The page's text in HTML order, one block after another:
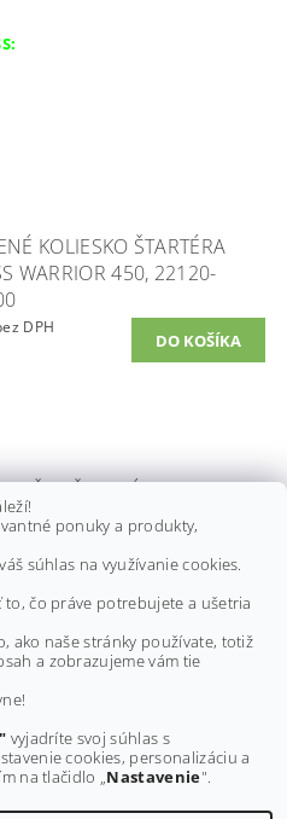
KOLIESKO ŠTARTÉRA
WARRIOR 450, 22120-
bez DPH
ŠTARTÉRA ACCESS
250/300/400, MAX
400, 22100-E10-200
€176,40 bez DPH
k tejto položke.
ponuky a produkty,
súhlas na využívanie cookies.
čo práve potrebujete a ušetria
ako naše stránky používate, totiž
a zobrazujeme vám tie
vyjadríte svoj súhlas s
cookies, personalizáciu a
na tlačidlo „Nastavenie".